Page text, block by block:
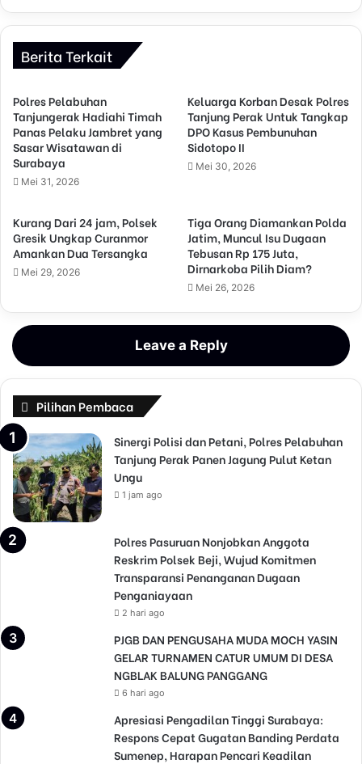
Berita Terkait
Polres Pelabuhan
Tanjungerak Hadiahi Timah
Panas Pelaku Jambret yang
Sasar Wisatawan di
Surabaya
Mei 31, 2026
Keluarga Korban Desak Polres
Tanjung Perak Untuk Tangkap
DPO Kasus Pembunuhan
Sidotopo II
Mei 30, 2026
Kurang Dari 24 jam, Polsek
Gresik Ungkap Curanmor
Amankan Dua Tersangka
Mei 29, 2026
Tiga Orang Diamankan Polda
Jatim, Muncul Isu Dugaan
Tebusan Rp 175 Juta,
Dirnarkoba Pilih Diam?
Mei 26, 2026
Leave a Reply
Pilihan Pembaca
Sinergi Polisi dan Petani, Polres Pelabuhan
Tanjung Perak Panen Jagung Pulut Ketan
Ungu
1 jam ago
Polres Pasuruan Nonjobkan Anggota
Reskrim Polsek Beji, Wujud Komitmen
Transparansi Penanganan Dugaan
Penganiayaan
2 hari ago
PJGB DAN PENGUSAHA MUDA MOCH YASIN
GELAR TURNAMEN CATUR UMUM DI DESA
NGBLAK BALUNG PANGGANG
6 hari ago
Apresiasi Pengadilan Tinggi Surabaya:
Respons Cepat Gugatan Banding Perdata
Sumenep, Harapan Pencari Keadilan